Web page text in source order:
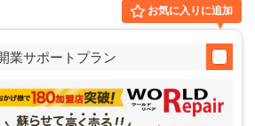
お気に入りに追加
業サポートプラン